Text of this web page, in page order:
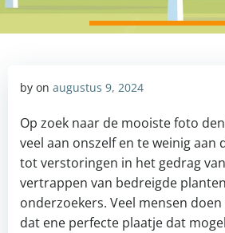
by on augustus 9, 2024
Op zoek naar de mooiste foto
veel aan onszelf en te weinig aan
tot verstoringen in het gedrag
vertrappen van bedreigde
onderzoekers. Veel mensen
dat ene perfecte plaatje dat